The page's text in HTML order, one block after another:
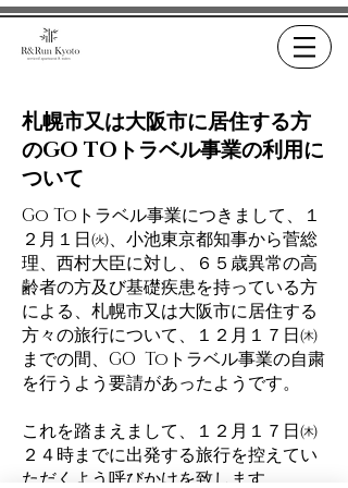
札幌市又は大阪市に居住する方
のGO TOトラベル事業の利用に
ついて
Go Toトラベル事業につきまして、１
２月１日㈫、小池東京都知事から菅総
理、西村大臣に対し、６５歳異常の高
齢者の方及び基礎疾患を持っている方
による、札幌市又は大阪市に居住する
方々の旅行について、１２月１７日㈭
までの間、GO Toトラベル事業の自粛
を行うよう要請があったようです。
これを踏まえまして、１２月１７日㈭
２４時までに出発する旅行を控えてい
ただくよう呼びかけを致します。